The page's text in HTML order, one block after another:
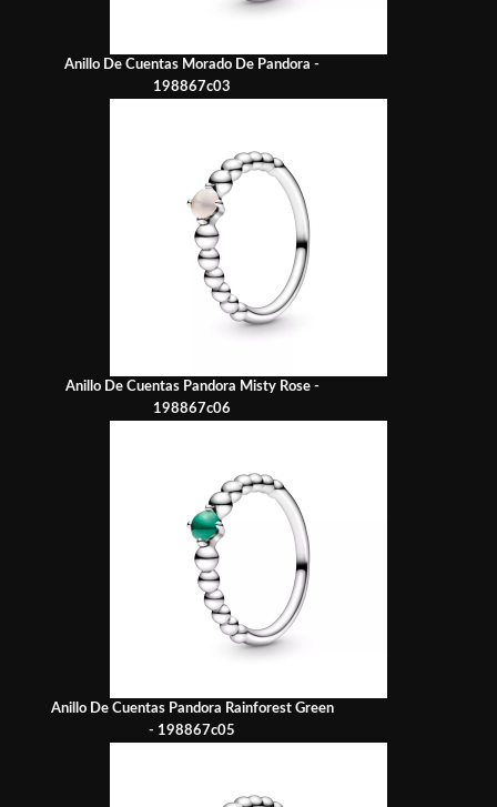
Anillo De Cuentas Morado De Pandora -
198867c03
Anillo De Cuentas Pandora Misty Rose -
198867c06
Anillo De Cuentas Pandora Rainforest Green
- 198867c05